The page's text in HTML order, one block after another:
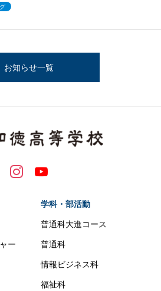
お知らせ一覧
ー
学科・部活動
普通科大進コース
普通科
情報ビジネス科
福祉科